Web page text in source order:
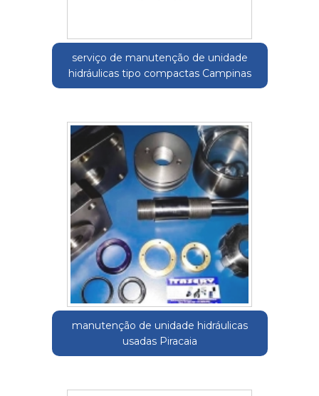
serviço de manutenção de unidade
hidráulicas tipo compactas Campinas
manutenção de unidade hidráulicas
usadas Piracaia